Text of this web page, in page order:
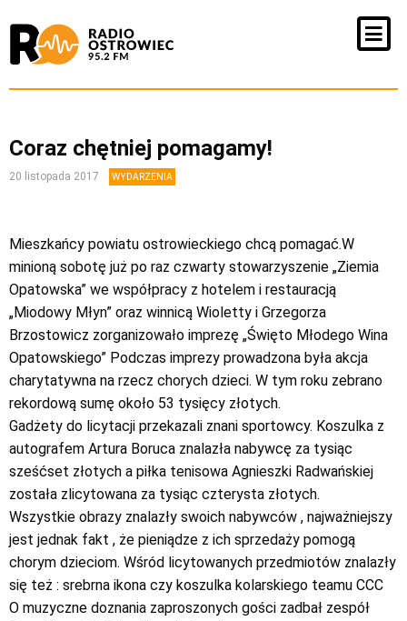
Coraz chętniej pomagamy!
20 listopada 2017 WYDARZENIA
Mieszkańcy powiatu ostrowieckiego chcą pomagać.W
minioną sobotę już po raz czwarty stowarzyszenie „Ziemia
Opatowska” we współpracy z hotelem i restauracją
„Miodowy Młyn” oraz winnicą Wioletty i Grzegorza
Brzostowicz zorganizowało imprezę „Święto Młodego Wina
Opatowskiego” Podczas imprezy prowadzona była akcja
charytatywna na rzecz chorych dzieci. W tym roku zebrano
rekordową sumę około 53 tysięcy złotych.
Gadżety do licytacji przekazali znani sportowcy. Koszulka z
autografem Artura Boruca znalazła nabywcę za tysiąc
sześćset złotych a piłka tenisowa Agnieszki Radwańskiej
została zlicytowana za tysiąc czterysta złotych.
Wszystkie obrazy znalazły swoich nabywców , najważniejszy
jest jednak fakt , że pieniądze z ich sprzedaży pomogą
chorym dzieciom. Wśród licytowanych przedmiotów znalazły
się też : srebrna ikona czy koszulka kolarskiego teamu CCC
O muzyczne doznania zaproszonych gości zadbał zespół